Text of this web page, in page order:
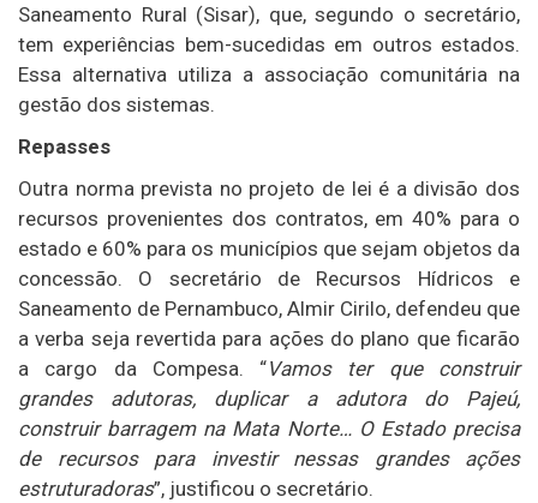
Saneamento Rural (Sisar), que, segundo o secretário,
tem experiências bem-sucedidas em outros estados.
Essa alternativa utiliza a associação comunitária na
gestão dos sistemas.
Repasses
Outra norma prevista no projeto de lei é a divisão dos
recursos provenientes dos contratos, em 40% para o
estado e 60% para os municípios que sejam objetos da
concessão. O secretário de Recursos Hídricos e
Saneamento de Pernambuco, Almir Cirilo, defendeu que
a verba seja revertida para ações do plano que ficarão
a cargo da Compesa. “Vamos ter que construir
grandes adutoras, duplicar a adutora do Pajeú,
construir barragem na Mata Norte… O Estado precisa
de recursos para investir nessas grandes ações
estruturadoras”, justificou o secretário.